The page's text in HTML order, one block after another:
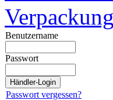
Benutzername
Passwort
Passwort vergessen?